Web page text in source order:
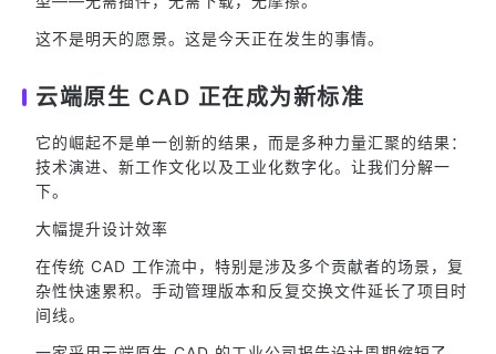
这不是明天的愿景。这是今天正在发生的事情。
云端原生 CAD 正在成为新标准
它的崛起不是单一创新的结果，而是多种力量汇聚的结果：
技术演进、新工作文化以及工业化数字化。让我们分解一
下。
大幅提升设计效率
在传统 CAD 工作流中，特别是涉及多个贡献者的场景，复
杂性快速累积。手动管理版本和反复交换文件延长了项目时
间线。